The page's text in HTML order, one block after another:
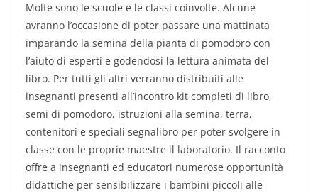
Molte sono le scuole e le classi coinvolte. Alcune
avranno l’occasione di poter passare una mattinata
imparando la semina della pianta di pomodoro con
l’aiuto di esperti e godendosi la lettura animata del
libro. Per tutti gli altri verranno distribuiti alle
insegnanti presenti all’incontro kit completi di libro,
semi di pomodoro, istruzioni alla semina, terra,
contenitori e speciali segnalibro per poter svolgere in
classe con le proprie maestre il laboratorio. Il racconto
offre a insegnanti ed educatori numerose opportunità
didattiche per sensibilizzare i bambini piccoli alle